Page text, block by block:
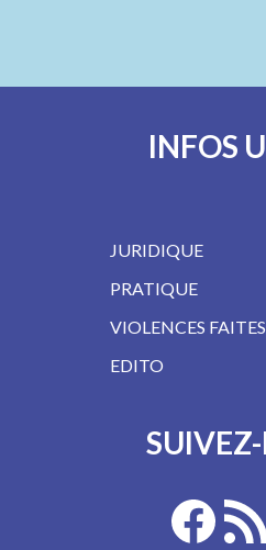
INFOS
JURIDIQUE
PRATIQUE
VIOLENCES
EDITO